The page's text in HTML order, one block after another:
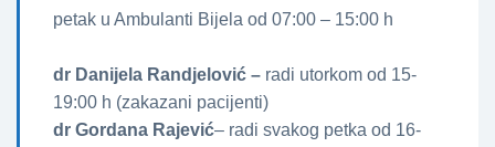
petak u Ambulanti Bijela od 07:00 – 15:00 h
dr Danijela Randjelović – radi utorkom od 15-
19:00 h (zakazani pacijenti)
dr Gordana Rajević– radi svakog petka od 16-